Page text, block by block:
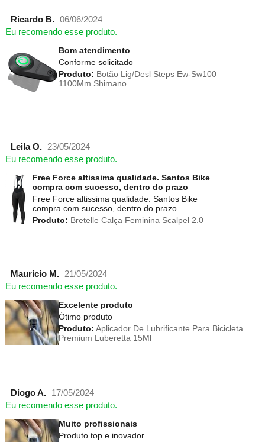
Ricardo B. 06/06/2024
Eu recomendo esse produto.
Bom atendimento
Conforme solicitado
Produto: Botão Lig/Desl Steps Ew-Sw100
1100Mm Shimano
Leila O.
23/05/2024
Eu recomendo esse produto.
Free Force altissima qualidade. Santos Bike
compra com sucesso, dentro do prazo
Free Force altissima qualidade. Santos Bike
compra com sucesso, dentro do prazo
Produto: Bretelle Calça Feminina Scalpel 2.0
Mauricio M.
21/05/2024
Eu recomendo esse produto.
Excelente produto
Ótimo produto
Produto: Aplicador De Lubrificante Para Bicicleta
Premium Luberetta 15Ml
Diogo A.
17/05/2024
Eu recomendo esse produto.
Muito profissionais
Produto top e inovador.